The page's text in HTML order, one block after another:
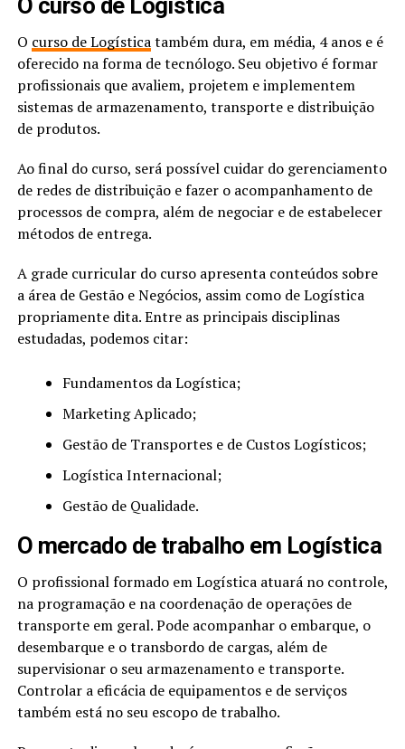
O curso de Logística
O curso de Logísticatambém dura, em média, 4 anos e é
oferecido na forma de tecnólogo. Seu objetivo é formar
profissionais que avaliem, projetem e implementem
sistemas de armazenamento, transporte e distribuição
de produtos.
Ao final do curso, será possível cuidar do gerenciamento
de redes de distribuição e fazer o acompanhamento de
processos de compra, além de negociar e de estabelecer
métodos de entrega.
A grade curricular do curso apresenta conteúdos sobre
a área de Gestão e Negócios, assim como de Logística
propriamente dita. Entre as principais disciplinas
estudadas, podemos citar:
Fundamentos da Logística;
Marketing Aplicado;
Gestão de Transportes e de Custos Logísticos;
Logística Internacional;
Gestão de Qualidade.
O mercado de trabalho em Logística
O profissional formado em Logística atuará no controle,
na programação e na coordenação de operações de
transporte em geral. Pode acompanhar o embarque, o
desembarque e o transbordo de cargas, além de
supervisionar o seu armazenamento e transporte.
Controlar a eficácia de equipamentos e de serviços
também está no seu escopo de trabalho.